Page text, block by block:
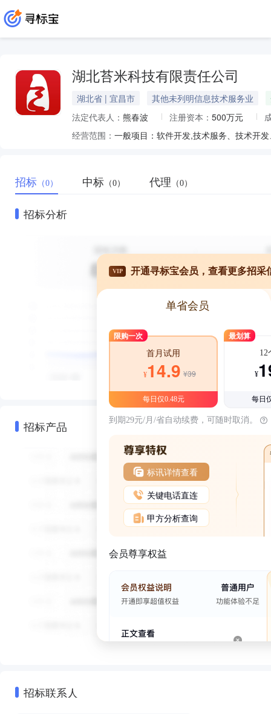
湖北苔米科技有限责任公司
湖北省 | 宜昌市 其他未列明信息技术服务业
法定代表人： 熊春波 注册资本： 500万元
经营范围：
招标 （0） 中标 （0） 代理 （0）
招标分析
招标产品
VIP 开通寻标宝会员，查看更多招采
单省会员
限购一次
首月试用
¥14.9 ¥39
每日仅0.48元
最划算
12
¥
每日
到期29元/月/省自动续费，可随时取消。
标讯详情查看
关键电话直连
甲方分析查询
会员尊享权益
招标联系人